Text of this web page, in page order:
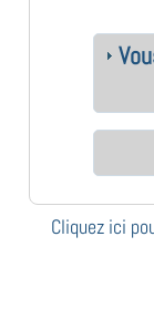
Cliquez ici